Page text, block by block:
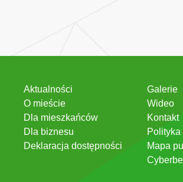
Aktualności
O mieście
Dla mieszkańców
Dla biznesu
Deklaracja dostępności
Galerie
Wideo
Kontakt
Mapa